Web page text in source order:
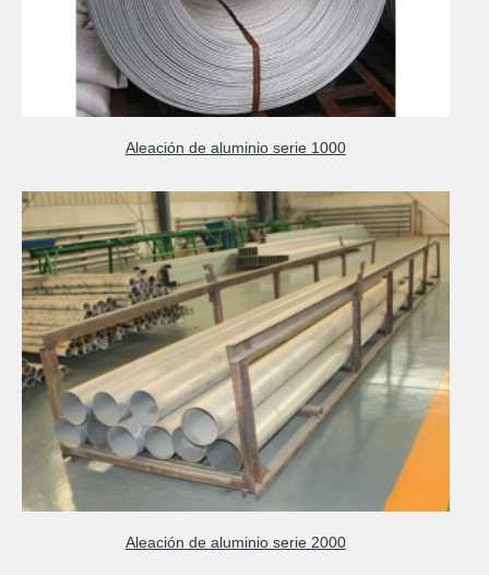
Aleación de aluminio serie 1000
Aleación de aluminio serie 2000